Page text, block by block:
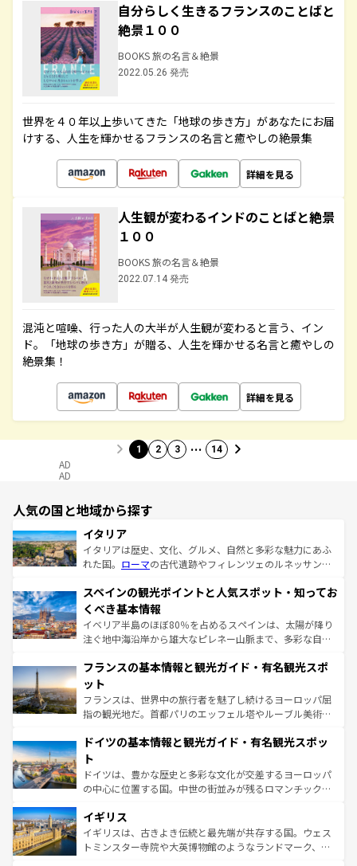
自分らしく生きるフランスのことばと
絶景１００
BOOKS 旅の名言＆絶景
2022.05.26 発売
世界を４０年以上歩いてきた「地球の歩き方」があなたにお届
けする、人生を輝かせるフランスの名言と癒やしの絶景集
詳細を見る
人生観が変わるインドのことばと絶景
１００
BOOKS 旅の名言＆絶景
2022.07.14 発売
混沌と喧噪、行った人の大半が人生観が変わると言う、イン
ド。「地球の歩き方」が贈る、人生を輝かせる名言と癒やしの
絶景集！
詳細を見る
1 2 3 … 14
AD
AD
人気の国と地域から探す
イタリア
イタリアは歴史、文化、グルメ、自然と多彩な魅力にあふ
れた国。 ローマの古代遺跡やフィレンツェのルネッサンス
ろん、トスカーナの美しい田園風景やアマルフィ海岸の絶
景など、自然景観も見逃せない。観光の合間には、本場の
ピザやパスタなど、絶品のイタリア料理を堪能することも
できる。朝目覚めてから夜眠るまで、すべての瞬間を楽し
なお、新着のイタリア情報はコンテンツ一覧を参照してほ
しい。
スペインの観光ポイントと人気スポット・知ってお
くべき基本情報
イベリア半島のほぼ80％を占めるスペインは、太陽が降り
注ぐ地中海沿岸から雄大なピレネー山脈まで、多彩な自然
文化が根付くこの国では、情熱的なフラメンコ、熱気あふ
れる闘牛、そして美味しいタパスが生活の一部となってい
る。首都マドリードの洗練された雰囲気や、バルセロナの
アートに溢れた街角から、地方では古代ローマ遺跡や中世
せる。地方によって風土や気候が異なるスペインはその個
ンテンツ一覧 を参照してほしい。
フランスの基本情報と観光ガイド・有名観光スポ
ット
フランスは、世界中の旅行者を魅了し続けるヨーロッパ屈
指の観光地だ。首都パリのエッフェル塔やルーブル美術館
で、幅広い魅力が詰まっている。華麗な宮殿、歴史的な大
聖堂、美しいビーチ、そして豊かな自然が、訪れる者を心
から魅了する。また、フランスは美食の国としても知ら
れ、フランス料理はユネスコ無形文化遺産にも登録されて
香り高いラベンダー畑など、多彩な楽しみ方が可能だ。さ
らに、パリ以外の地域にも魅力が溢れており、どの街角に
も豊かな歴史と文化が息づいている。パリ以外の個性あふ
ドイツの基本情報と観光ガイド・有名観光スポッ
ト
ドイツは、豊かな歴史と多彩な文化が交差するヨーロッパ
の中心に位置する国。中世の街並みが残るロマンチック街
顔を持つこの国は、どこを歩いても飽きることがない。ベ
ルリンの文化的活気、バイエルン州のアルプスの絶景、そ
してライン川沿いのワイン畑といった風景は必見。ビール
イギリス
イギリスは、古きよき伝統と最先端が共存する国。ウェス
トミンスター寺院や大英博物館のようなランドマーク、歴